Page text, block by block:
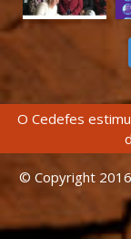
O Cedefes
© Copyright